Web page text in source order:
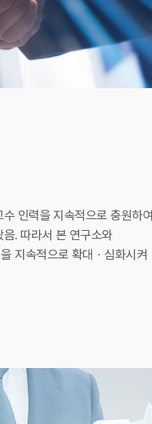
인력을 지속적으로 충원하여
. 따라서 본 연구소와
지속적으로 확대ㆍ심화시켜